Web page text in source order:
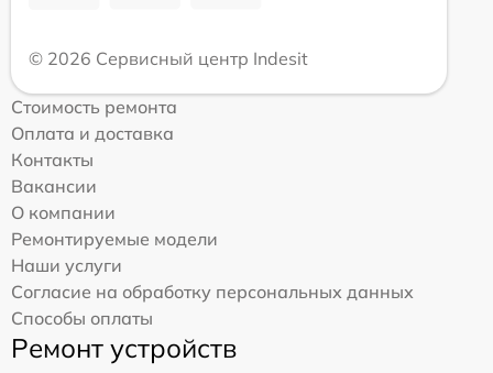
© 2026 Сервисный центр Indesit
Стоимость ремонта
Оплата и доставка
Контакты
Вакансии
О компании
Ремонтируемые модели
Наши услуги
Согласие на обработку персональных данных
Способы оплаты
Ремонт устройств